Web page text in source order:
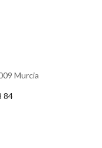
Murcia
84